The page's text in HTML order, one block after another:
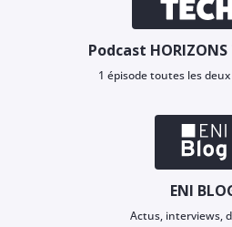
Podcast HORIZONS
1 épisode toutes les
ENI
Actus, interviews,